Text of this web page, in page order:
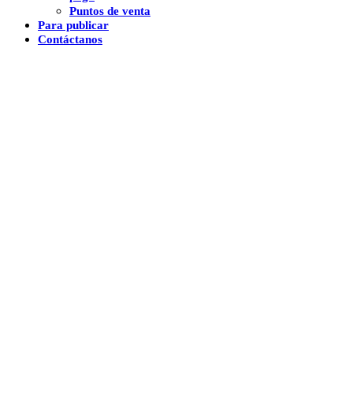
Puntos de venta
Para publicar
Contáctanos